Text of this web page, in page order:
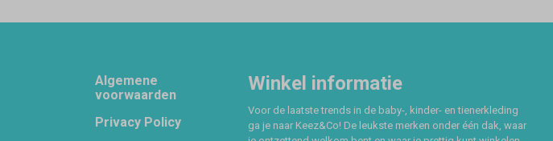
Footer
Algemene
voorwaarden
Privacy Policy
Winkel informatie
Voor de laatste trends in de baby-, kinder- en tienerkleding
ga je naar Keez&Co! De leukste merken onder één dak, waar